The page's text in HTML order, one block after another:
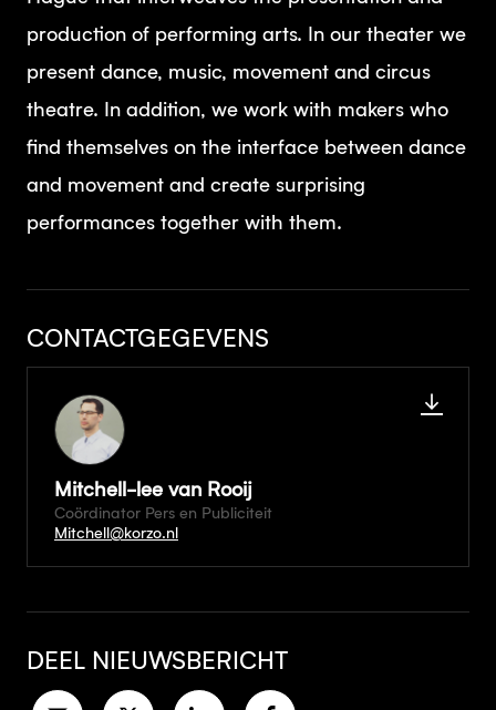
production of performing arts. In our theater we
present dance, music, movement and circus
theatre. In addition, we work with makers who
find themselves on the interface between dance
and movement and create surprising
performances together with them.
CONTACTGEGEVENS
Mitchell-lee van Rooij
Coördinator Pers en Publiciteit
Mitchell@korzo.nl
DEEL NIEUWSBERICHT